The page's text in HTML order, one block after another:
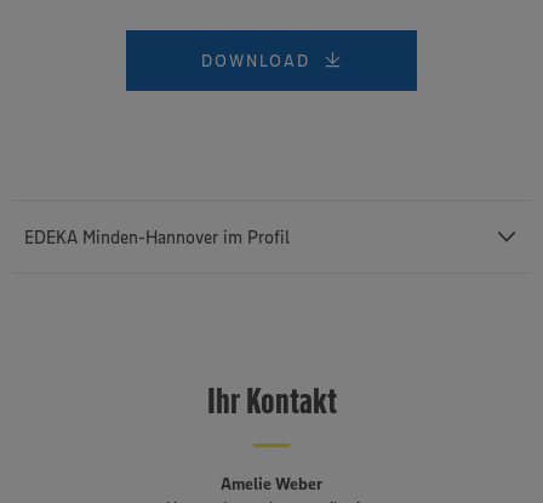
DOWNLOAD
EDEKA Minden-Hannover im Profil
selbstständigen Einzelhandels und etwa 3.140 Auszubildenden) ist
EDEKA Minden-Hannoverdie umsatzstärkste von insgesamt
niederländischen bis an die polnische Grenze und umfasst Bremen,
Ihr Kontakt
Amelie Weber